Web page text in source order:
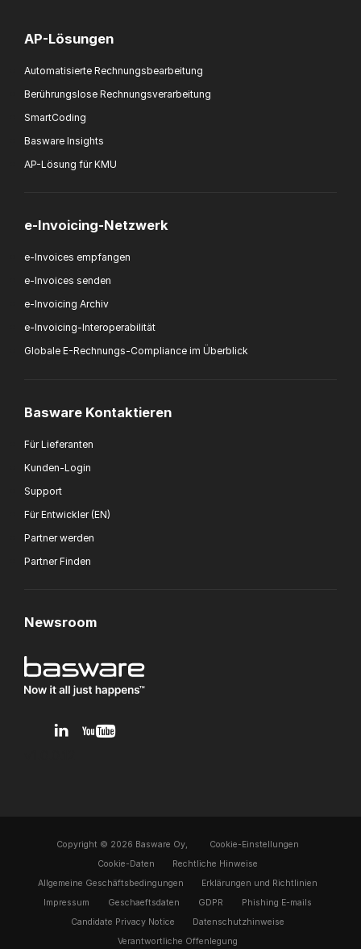
AP-Lösungen
Automatisierte Rechnungsbearbeitung
Berührungslose Rechnungsverarbeitung
SmartCoding
Basware Insights
AP-Lösung für KMU
e-Invoicing-Netzwerk
e-Invoices empfangen
e-Invoices senden
e-Invoicing Archiv
e-Invoicing-Interoperabilität
Globale E-Rechnungs-Compliance im Überblick
Basware Kontaktieren
Für Lieferanten
Kunden-Login
Support
Für Entwickler (EN)
Partner werden
Partner Finden
Newsroom
Copyright © 2026 Basware Oy,
Cookie-Einstellungen
Cookie-Daten
Rechtliche Hinweise
Allgemeine Geschäftsbedingungen
Erklärungen und Richtlinien
Impressum
Geschaeftsdaten GDPR
Phishing E-mails
Candidate Privacy Notice
Datenschutzhinweise
Verantwortliche Offenlegung